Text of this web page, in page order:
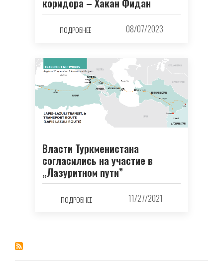
ПОДРОБНЕЕ 08/07/2023
Власти Туркменистана
согласились на участие в
„Лазуритном пути”
ПОДРОБНЕЕ 11/27/2021